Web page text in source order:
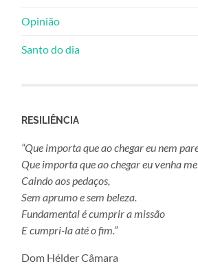
Opinião
Santo do dia
RESILIÊNCIA
“Que importa que ao chegar eu nem
Que importa que ao chegar eu venha
Caindo aos pedaços,
Sem aprumo e sem beleza.
Fundamental é cumprir a missão
E cumpri-la até o fim.”
Dom Hélder Câmara